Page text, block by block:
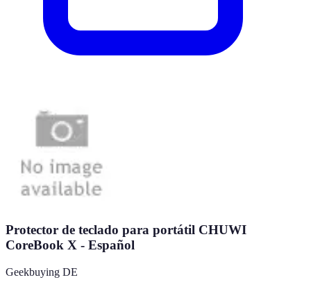
Protector de teclado para portátil CHUWI
CoreBook X - Español
Geekbuying DE